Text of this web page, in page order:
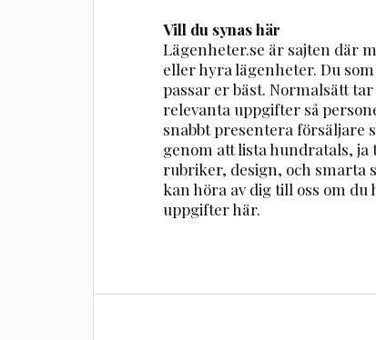
Vill du synas här
Lägenheter.se är sajten där
eller hyra lägenheter. Du
passar er bäst. Normalsätt
relevanta uppgifter så
snabbt presentera försäljare
genom att lista hundratals,
rubriker, design, och smarta
kan höra av dig till oss om
uppgifter här.